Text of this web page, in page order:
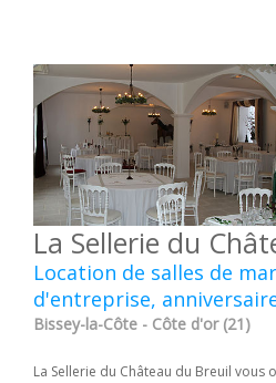
La Sellerie du
Location de salles de
d'entreprise,
Bissey-la-Côte - Côte d'or (21)
La Sellerie du Château du Breuil vous